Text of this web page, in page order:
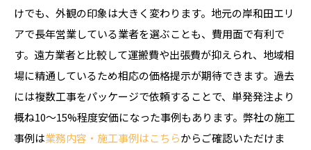
けでも、外観の印象は大きく変わります。地元の岸和田エリ
アで長年営業している業者を選ぶことも、費用面で有利で
す。遠方業者と比較して運搬費や出張費が抑えられ、地域相
場に精通しているため相応の価格提示が期待できます。過去
には複数工事をパッケージで依頼することで、単発発注より
概ね10〜15%程度安価になった事例もあります。弊社の施工
事例は業務内容・施工事例はこちらからご確認いただけま